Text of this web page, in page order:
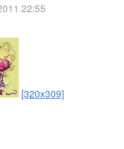
22:55
[320x309]